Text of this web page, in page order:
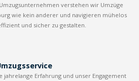
verstehen wir Umzüge
wie kein anderer und navigieren mühelos
und sicher zu gestalten.
jahrelange Erfahrung und unser Engagement